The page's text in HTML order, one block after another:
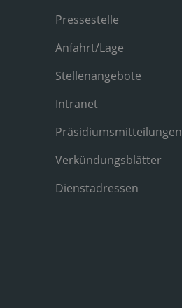
Pressestelle
Anfahrt/Lage
Stellenangebote
Intranet
Präsidiumsmitteilungen
Verkündungsblätter
Dienstadressen